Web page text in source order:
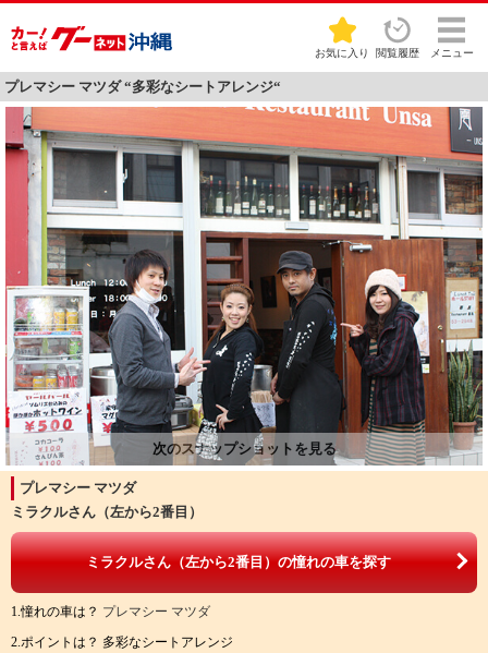
お気に入り 閲覧履歴 メニュー
プレマシー マツダ “多彩なシートアレンジ“
プレマシー マツダ
ミラクルさん（左から2番目）
ミラクルさん（左から2番目）の憧れの車を探す
1.憧れの車は？ プレマシー マツダ
2.ポイントは？ 多彩なシートアレンジ